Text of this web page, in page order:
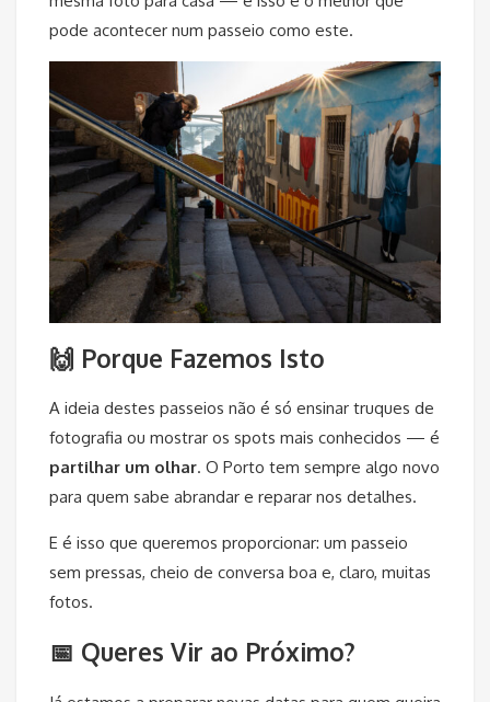
pode acontecer num passeio como este.
🙌 Porque Fazemos Isto
A ideia destes passeios não é só ensinar truques de
fotografia ou mostrar os spots mais conhecidos — é
partilhar um olhar. O Porto tem sempre algo novo
para quem sabe abrandar e reparar nos detalhes.
E é isso que queremos proporcionar: um passeio
sem pressas, cheio de conversa boa e, claro, muitas
fotos.
📅 Queres Vir ao Próximo?